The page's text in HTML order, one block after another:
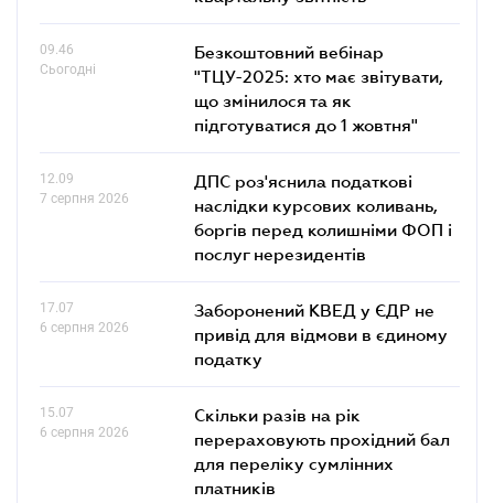
09.46
Сьогодні
Безкоштовний вебінар
"ТЦУ-2025: хто має звітувати,
що змінилося та як
підготуватися до 1 жовтня"
12.09
7 серпня 2026
ДПС роз'яснила податкові
наслідки курсових коливань,
боргів перед колишніми ФОП і
послуг нерезидентів
17.07
6 серпня 2026
Заборонений КВЕД у ЄДР не
привід для відмови в єдиному
податку
15.07
6 серпня 2026
Скільки разів на рік
перераховують прохідний бал
для переліку сумлінних
платників